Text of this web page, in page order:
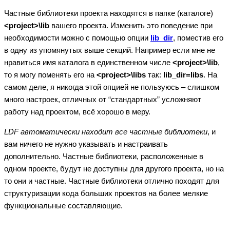
Частные библиотеки проекта находятся в папке (каталоге)
<project>\lib вашего проекта. Изменить это поведение при
необходимости можно с помощью опции lib_dir, поместив его
в одну из упомянутых выше секций. Например если мне не
нравиться имя каталога в единственном числе <project>\lib,
то я могу поменять его на <project>\libs так: lib_dir=libs. На
самом деле, я никогда этой опцией не пользуюсь – слишком
много настроек, отличных от “стандартных” усложняют
работу над проектом, всё хорошо в меру.
LDF автоматически находит все частные библиотеки, и
вам ничего не нужно указывать и настраивать
дополнительно. Частные библиотеки, расположенные в
одном проекте, будут не доступны для другого проекта, но на
то они и частные. Частные библиотеки отлично походят для
структуризации кода больших проектов на более мелкие
функциональные составляющие.